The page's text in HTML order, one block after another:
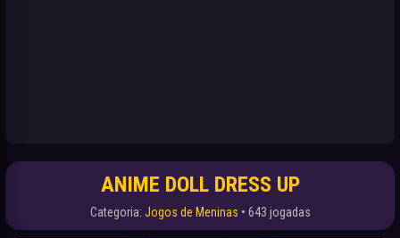
ANIME DOLL DRESS UP
Categoria: Jogos de Meninas • 643 jogadas